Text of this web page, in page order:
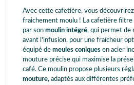
Avec cette cafetière, vous
fraichement moulu ! La cafetière
par son moulin intégré, qui permet de
avant l'infusion, pour une fraîcheur
équipé de meules coniques en acier
mouture précise qui maximise la
café. Ce moulin propose plusieurs
mouture, adaptés aux différentes